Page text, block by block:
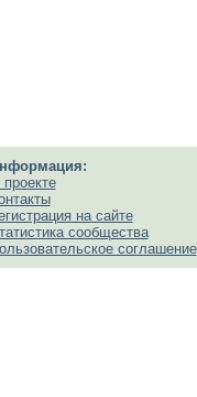
на сайте
сообщества
соглашение